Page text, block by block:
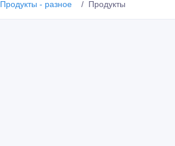
Продукты - разное Продукты